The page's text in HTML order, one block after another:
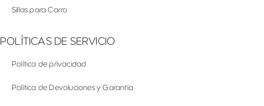
Sillas para Carro
POLÍTICAS DE SERVICIO
Política de privacidad
Política de Devoluciones y Garantía